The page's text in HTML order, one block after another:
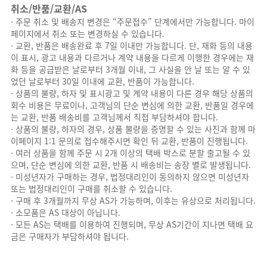
취소/반품/교환/AS
· 주문 취소 및 배송지 변경은 “주문접수” 단계에서만 가능합니다. 마이
페이지에서 취소 또는 변경하실 수 있습니다.
· 교환, 반품은 배송완료 후 7일 이내만 가능합니다. 단, 재화 등의 내용
이 표시, 광고 내용과 다르거나 계약 내용을 다르게 이행한 경우에는 재
화 등을 공급받은 날로부터 3개월 이내, 그 사실을 안 날 또는 알 수 있
었던 날로부터 30일 이내에 교환, 반품이 가능합니다.
· 상품의 불량, 하자 및 표시광고 및 계약 내용이 다른 경우 해당 상품의
회수 비용은 무료이나, 고객님의 단순 변심에 의한 교환, 반품일 경우에
는 교환, 반품 배송비를 고객님께서 직접 부담하셔야 합니다.
· 상품의 불량, 하자의 경우, 상품 불량을 증명할 수 있는 사진과 함께 마
이페이지 1:1 문의로 접수해주시면 확인 뒤 교환, 반품이 진행됩니다.
· 여러 상품을 함께 주문 시 2개 이상의 택배 박스로 분할 출고될 수 있
으며, 단순 변심에 의한 교환, 반품 시 배송비는 송장 별로 발생됩니다.
· 미성년자가 구매하는 경우, 법정대리인이 동의하지 않으면 미성년자
또는 법정대리인이 구매를 취소할 수 있습니다.
· 구매 후 3개월까지 무상 AS가 가능하며, 이후는 유상으로 처리됩니다.
· 소모품은 AS 대상이 아닙니다.
· 모든 AS는 택배를 이용하여 진행되며, 무상 AS기간이 지나면 택배 요
금은 구매자가 부담하셔야 됩니다.